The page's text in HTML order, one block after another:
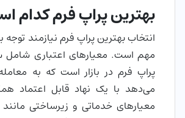
بهترین پراپ فرم کدام
انتخاب بهترین پراپ فرم نیازمند
مهم است. معیارهای اعتباری
پراپ فرم در بازار است که به
می‌دهد با یک نهاد قابل اعتماد
معیارهای خدماتی و زیرساختی